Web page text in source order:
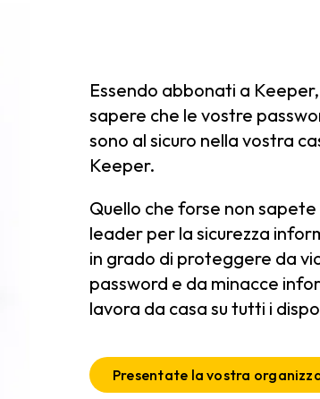
Essendo abbonati a
sapere che le vostre
sono al sicuro nella vostra
Keeper.
Quello che forse non
leader per la sicurezza
in grado di proteggere da
password e da minacce
lavora da casa su tutti i
Presentate la vostra